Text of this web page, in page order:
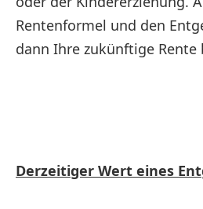
Rentenformel und den
dann Ihre zukünftige Rente
Derzeitiger Wert eines